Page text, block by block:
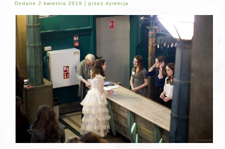
Dodane 2 kwietnia 2019 |przez dyrekcja